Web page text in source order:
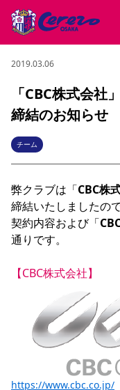
試合・チーム
試合について
試合日程 / 結果
チームについて
選手・スタッフ スケジ
アカデミー
ハナサカプ
観戦する
チケット
チケット情報 販売スケ
シーズンシート
法人シ
特定興行入場券
譲渡サ
観戦ガイド
観戦マナー&ルール
YANMAR HANASAKA
DAZNで観戦
DAZNで観戦
クラブを知る
セレッソ大阪について
クラブ紹介
セレッソアイデアちょう
Lise（ライセンスビジネ
サステナビリティ
サステナビリティポリシ
活動レポート SPORT
ファンクラブ
まいセレチケット
会員
ニュース
すべて チーム グッズ
ホームタウン
パートナー
レディース
アカデミー
2019.03.06
「CBC株式会社
締結のお知らせ
チーム
弊クラブは「CBC株
締結いたしましたの
契約内容および「
通りです。
【CBC株式会社】
https://www.cbc.co.jp/